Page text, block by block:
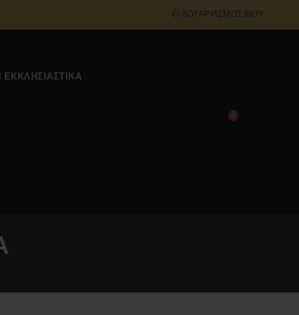
Ο ΛΟΓΑΡΙΑΣΜΌΣ ΜΟΥ
ΕΚΚΛΗΣΙΑΣΤΙΚΆ
0